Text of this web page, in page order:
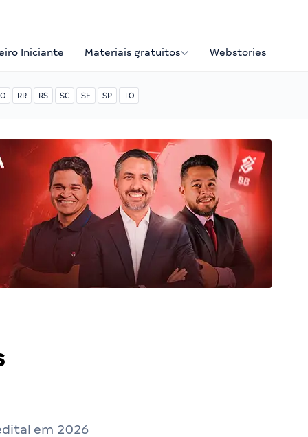
Iniciante Materiais gratuitos Webstories
RR RS SC SE SP TO
em 2026